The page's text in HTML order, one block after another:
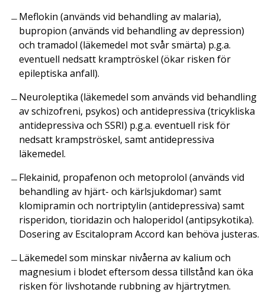
Meflokin (används vid behandling av malaria),
bupropion (används vid behandling av depression)
och tramadol (läkemedel mot svår smärta) p.g.a.
eventuell nedsatt kramptröskel (ökar risken för
epileptiska anfall).
Neuroleptika (läkemedel som används vid behandling
av schizofreni, psykos) och antidepressiva (tricykliska
antidepressiva och SSRI) p.g.a. eventuell risk för
nedsatt krampströskel, samt antidepressiva
läkemedel.
Flekainid, propafenon och metoprolol (används vid
behandling av hjärt- och kärlsjukdomar) samt
klomipramin och nortriptylin (antidepressiva) samt
risperidon, tioridazin och haloperidol (antipsykotika).
Dosering av Escitalopram Accord kan behöva justeras.
Läkemedel som minskar nivåerna av kalium och
magnesium i blodet eftersom dessa tillstånd kan öka
risken för livshotande rubbning av hjärtrytmen.